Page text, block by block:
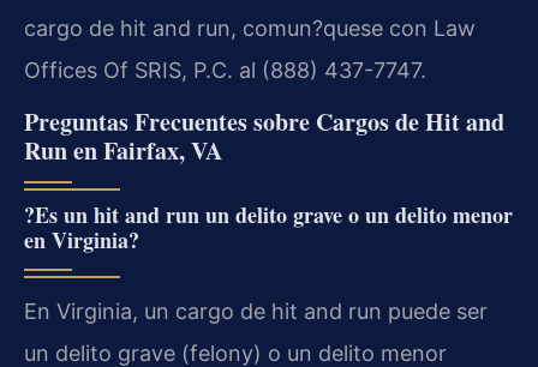
cargo de hit and run, comun?quese con Law
Offices Of SRIS, P.C. al (888) 437-7747.
Preguntas Frecuentes sobre Cargos de Hit and
Run en Fairfax, VA
?Es un hit and run un delito grave o un delito menor
en Virginia?
En Virginia, un cargo de hit and run puede ser
un delito grave (felony) o un delito menor